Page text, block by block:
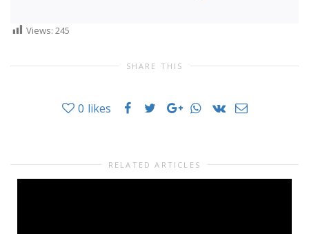
Views: 245
SHARE THIS
0 likes
RELATED ARTICLES